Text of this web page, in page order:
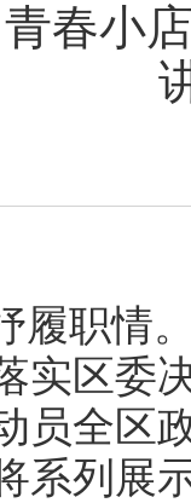
青春小
履职情
实区委
员全区
系列展